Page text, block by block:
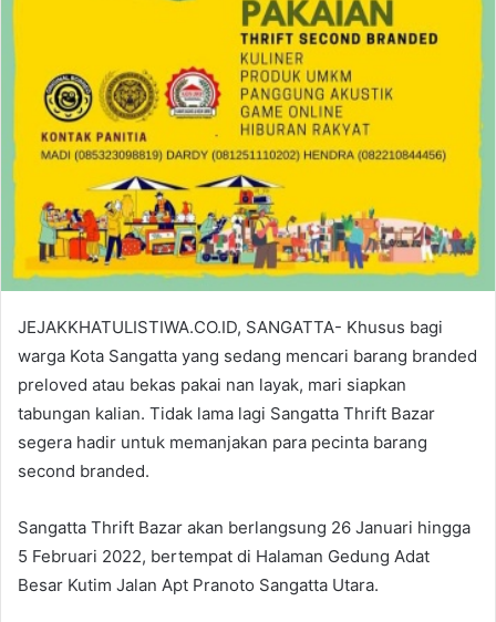
JEJAKKHATULISTIWA.CO.ID, SANGATTA- Khusus bagi
warga Kota Sangatta yang sedang mencari barang branded
preloved atau bekas pakai nan layak, mari siapkan
tabungan kalian. Tidak lama lagi Sangatta Thrift Bazar
segera hadir untuk memanjakan para pecinta barang
second branded.
Sangatta Thrift Bazar akan berlangsung 26 Januari hingga
5 Februari 2022, bertempat di Halaman Gedung Adat
Besar Kutim Jalan Apt Pranoto Sangatta Utara.